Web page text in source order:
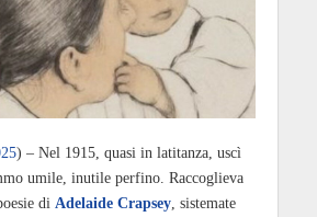
) – Nel 1915, quasi in latitanza, uscì
umile, inutile perfino. Raccoglieva
di Adelaide Crapsey, sistemate